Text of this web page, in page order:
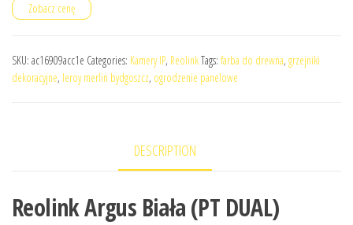
Zobacz cenę
SKU: ac16909acc1e Categories: Kamery IP, ReolinkTags: farba do drewna, grzejniki
dekoracyjne, leroy merlin bydgoszcz, ogrodzenie panelowe
DESCRIPTION
Reolink Argus Biała (PT DUAL)